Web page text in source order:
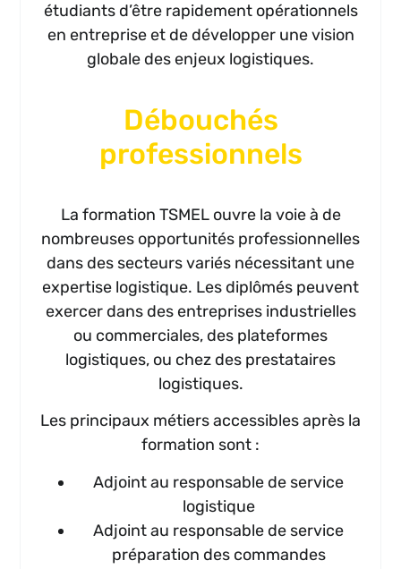
étudiants d’être rapidement opérationnels
en entreprise et de développer une vision
globale des enjeux logistiques.
Débouchés
professionnels
La formation TSMEL ouvre la voie à de
nombreuses opportunités professionnelles
dans des secteurs variés nécessitant une
expertise logistique. Les diplômés peuvent
exercer dans des entreprises industrielles
ou commerciales, des plateformes
logistiques, ou chez des prestataires
logistiques.
Les principaux métiers accessibles après la
formation sont :
Adjoint au responsable de service
logistique
Adjoint au responsable de service
préparation des commandes